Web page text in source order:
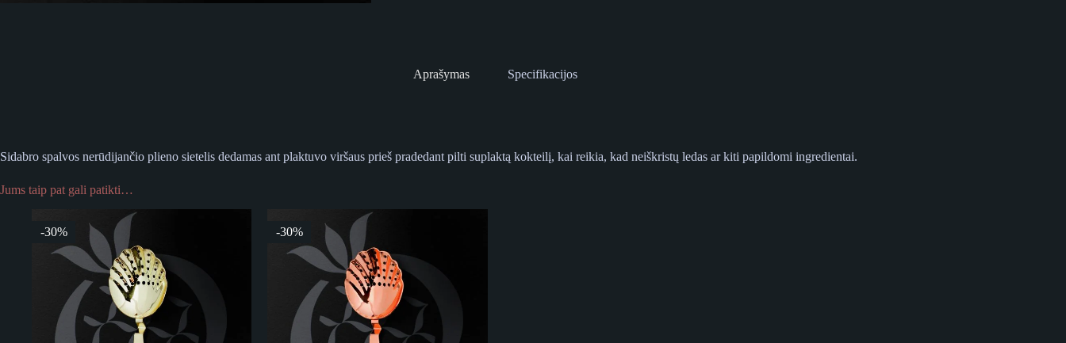
Aprašymas Specifikacijos
Sidabro spalvos nerūdijančio plieno sietelis dedamas ant plaktuvo viršaus prieš pradedant pilti suplaktą kokteilį, kai reikia, kad neiškristų ledas ar kiti papildomi ingredientai.
Jums taip pat gali patikti…
-30% -30%